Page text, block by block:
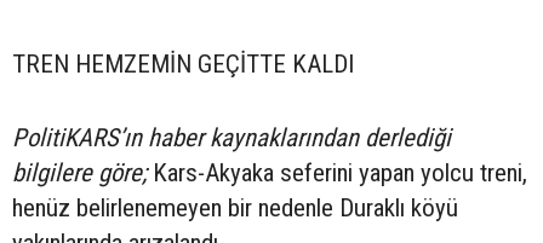
TREN HEMZEMİN GEÇİTTE KALDI
PolitiKARS’ın haber kaynaklarından derlediği
bilgilere göre;Kars-Akyaka seferini yapan yolcu treni,
henüz belirlenemeyen bir nedenle Duraklı köyü